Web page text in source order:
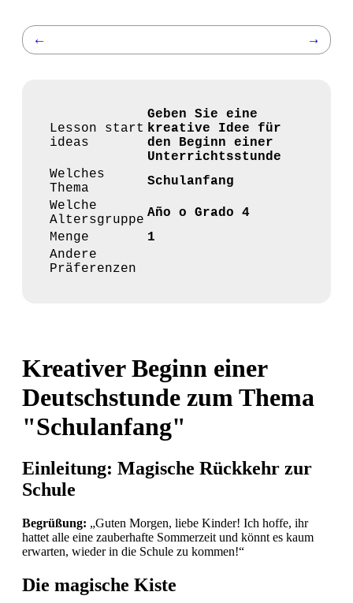
← →
Lesson start
ideas
Geben Sie eine
kreative Idee für
den Beginn einer
Unterrichtsstunde
Welches
Thema
Schulanfang
Welche
Altersgruppe Año o Grado 4
Menge
1
Andere
Präferenzen
Kreativer Beginn einer
Deutschstunde zum Thema
"Schulanfang"
Einleitung: Magische Rückkehr zur
Schule
Begrüßung: „Guten Morgen, liebe Kinder! Ich hoffe, ihr
hattet alle eine zauberhafte Sommerzeit und könnt es kaum
erwarten, wieder in die Schule zu kommen!“
Die magische Kiste